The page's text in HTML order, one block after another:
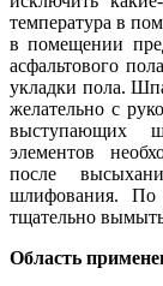
температура в
в помещении
асфальтового
укладки пола.
желательно с
выступающих
элементов
после
шлифования. По
тщательно
Область